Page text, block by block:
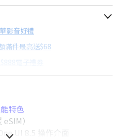
以購物車顯示為主
金額
$2,682
$1,788
配合銀行/業者
3家銀行/業者
影音好禮
滿件最高送$68
電子禮券
聯名卡滿額最高回饋25%
回饋
享回饋
特色
）
UI 8.5 操作介面